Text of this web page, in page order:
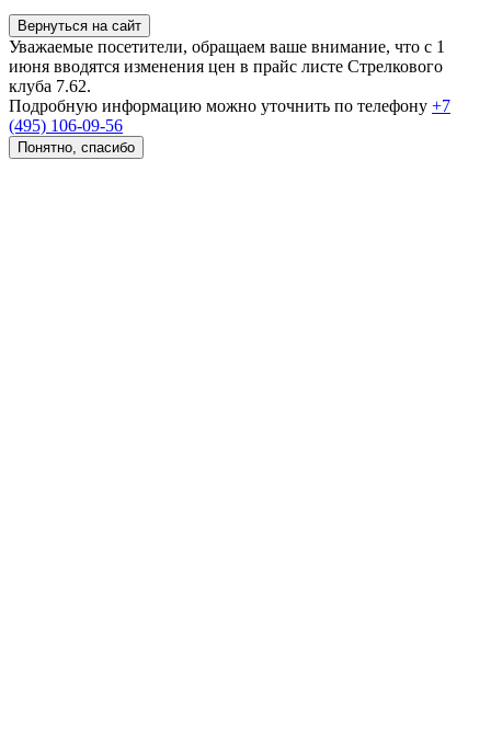
Вернуться на сайт
Уважаемые посетители, обращаем ваше внимание, что с 1
июня вводятся изменения цен в прайс листе Стрелкового
клуба 7.62.
Подробную информацию можно уточнить по телефону +7
(495) 106-09-56
Понятно, спасибо